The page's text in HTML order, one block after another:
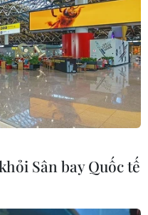
Sân bay Quốc tế